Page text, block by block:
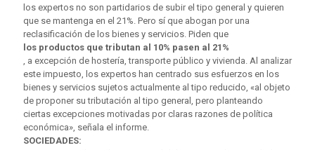
los expertos no son partidarios de subir el tipo general y quieren
que se mantenga en el 21%. Pero sí que abogan por una
reclasificación de los bienes y servicios. Piden que
los productos que tributan al 10% pasen al 21%
, a excepción de hostería, transporte público y vivienda. Al analizar
este impuesto, los expertos han centrado sus esfuerzos en los
bienes y servicios sujetos actualmente al tipo reducido, «al objeto
de proponer su tributación al tipo general, pero planteando
ciertas excepciones motivadas por claras razones de política
económica», señala el informe.
SOCIEDADES: